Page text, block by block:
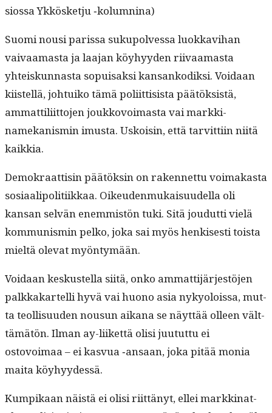
sios­sa Ykkös­ketju ‑kolumn­i­na)
Suo­mi nousi paris­sa sukupolves­sa luokkav­i­han
vaivaa­mas­ta ja laa­jan köy­hyy­den riivaa­mas­ta
yhteiskun­nas­ta sopuisak­si kansankodik­si. Voidaan
kiis­tel­lä, joh­tuiko tämä poli­it­ti­sista päätök­sistä,
ammat­tili­it­to­jen joukkovoimas­ta vai markki­
namekanis­min imus­ta. Uskoisin, että tarvit­ti­in niitä
kaikkia.
Demokraat­tisin päätöksin on raken­net­tu voimakas­ta
sosi­aalipoli­ti­ikkaa. Oikeu­den­mukaisu­udel­la oli
kansan selvän enem­mistön tuki. Sitä joudut­ti vielä
kom­mu­nis­min pelko, joka sai myös henkises­ti toista
mieltä ole­vat myöntymään.
Voidaan keskustel­la siitä, onko ammat­ti­jär­jestö­jen
palkkakartel­li hyvä vai huono asia nyky­olois­sa, mut­
ta teol­lisu­u­den nousun aikana se näyt­tää olleen vält­
tämätön. Ilman ay-liiket­tä olisi juu­tut­tu ei
ostovoimaa – ei kasvua ‑ansaan, joka pitää monia
mai­ta köy­hyy­dessä.
Kumpikaan näistä ei olisi riit­tänyt, ellei markki­na­t­